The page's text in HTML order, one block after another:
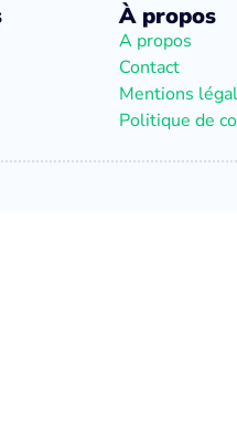
À propos
A propos
Contact
Mentions
Politique de